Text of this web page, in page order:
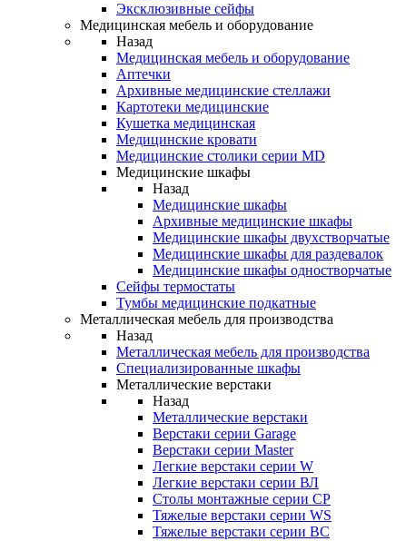
Эксклюзивные сейфы
Медицинская мебель и оборудование
Назад
Медицинская мебель и оборудование
Аптечки
Архивные медицинские стеллажи
Картотеки медицинские
Кушетка медицинская
Медицинские кровати
Медицинские столики серии MD
Медицинские шкафы
Назад
Медицинские шкафы
Архивные медицинские шкафы
Медицинские шкафы двухстворчатые
Медицинские шкафы для раздевалок
Медицинские шкафы одностворчатые
Сейфы термостаты
Тумбы медицинские подкатные
Металлическая мебель для производства
Назад
Металлическая мебель для производства
Cпециализированные шкафы
Металлические верстаки
Назад
Металлические верстаки
Верстаки серии Garage
Верстаки серии Master
Легкие верстаки серии W
Легкие верстаки серии ВЛ
Столы монтажные серии СР
Тяжелые верстаки серии WS
Тяжелые верстаки серии ВС